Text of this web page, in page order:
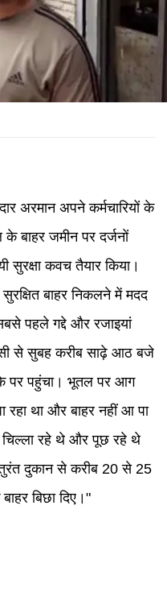
अरमान अपने कर्मचारियों के
बाहर जमीन पर दर्जनों
सुरक्षा कवच तैयार किया।
बाहर निकलने में मदद
पहले गद्दे और रजाइयां
से सुबह करीब साढ़े आठ बजे
पर पहुंचा। भूतल पर आग
रहा था और बाहर नहीं आ पा
चिल्ला रहे थे और पूछ रहे थे
दुकान से करीब 20 से 25
बिछा दिए।"